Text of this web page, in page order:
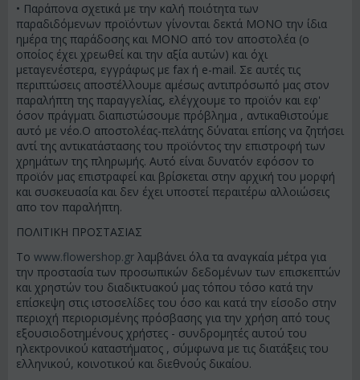
• Παράπονα σχετικά με την καλή ποιότητα των
παραδιδόμενων προϊόντων γίνονται δεκτά ΜΟΝΟ την ίδια
ημέρα της παράδοσης και ΜΟΝΟ από τον αποστολέα (ο
οποίος έχει χρεωθεί και την αξία αυτών) και όχι
μεταγενέστερα, εγγράφως με fax ή e-mail. Σε αυτές τις
περιπτώσεις αποστέλλουμε αμέσως αντιπρόσωπό μας στον
παραλήπτη της παραγγελίας, ελέγχουμε το προϊόν και εφ'
όσον πράγματι διαπιστώσουμε πρόβλημα , αντικαθιστούμε
αυτό με νέο.Ο αποστολέας-πελάτης δύναται επίσης να ζητήσει
αντί της αντικατάστασης του προϊόντος την επιστροφή των
χρημάτων της πληρωμής. Αυτό είναι δυνατόν εφόσον το
προϊόν μας επιστραφεί και βρίσκεται στην αρχική του μορφή
και συσκευασία και δεν έχει υποστεί περαιτέρω αλλοιώσεις
απο τον παραλήπτη.
ΠΟΛΙΤΙΚΗ ΠΡΟΣΤΑΣΙΑΣ
Το www.flowershop.gr λαμβάνει όλα τα αναγκαία μέτρα για
την προστασία των προσωπικών δεδομένων των επισκεπτών
και χρηστών του διαδικτυακού μας τόπου τόσο κατά την
επίσκεψη στις ιστοσελίδες του όσο και κατά την είσοδο στην
περιοχή περιορισμένης πρόσβασης για την χρήση από τους
εξουσιοδοτημένους χρήστες - συνδρομητές αυτού του
ηλεκτρονικού καταστήματος , σύμφωνα με τις διατάξεις του
ελληνικού, κοινοτικού και διεθνούς δικαίου.